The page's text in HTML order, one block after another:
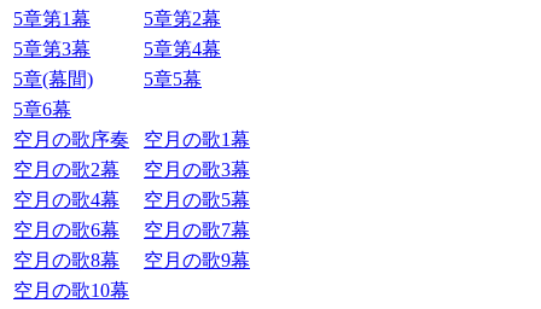
5章第1幕
5章第2幕
5章第3幕
5章第4幕
5章(幕間)
5章5幕
5章6幕
空月の歌序奏
空月の歌1幕
空月の歌2幕
空月の歌3幕
空月の歌4幕
空月の歌5幕
空月の歌6幕
空月の歌7幕
空月の歌8幕
空月の歌9幕
空月の歌10幕